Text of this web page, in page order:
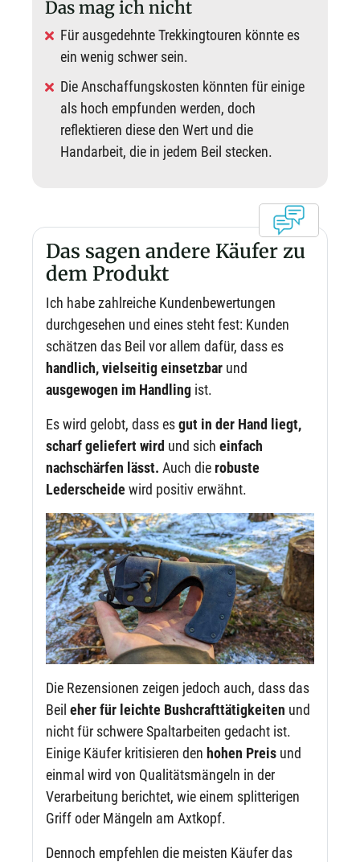
Das mag ich nicht
Für ausgedehnte Trekkingtouren könnte es
ein wenig schwer sein.
Die Anschaffungskosten könnten für einige
als hoch empfunden werden, doch
reflektieren diese den Wert und die
Handarbeit, die in jedem Beil stecken.
Das sagen andere Käufer zu
dem Produkt
Ich habe zahlreiche Kundenbewertungen
durchgesehen und eines steht fest: Kunden
schätzen das Beil vor allem dafür, dass es
handlich, vielseitig einsetzbar und
ausgewogen im Handling ist.
Es wird gelobt, dass esgut in der Hand liegt,
scharf geliefert wird und sich einfach
nachschärfen lässt. Auch dierobuste
Lederscheide wird positiv erwähnt.
Die Rezensionen zeigen jedoch auch, dass das
Beil eher für leichte Bushcrafttätigkeiten und
nicht für schwere Spaltarbeiten gedacht ist.
Einige Käufer kritisieren den hohen Preis und
einmal wird von Qualitätsmängeln in der
Verarbeitung berichtet, wie einem splitterigen
Griff oder Mängeln am Axtkopf.
Dennoch empfehlen die meisten Käufer das